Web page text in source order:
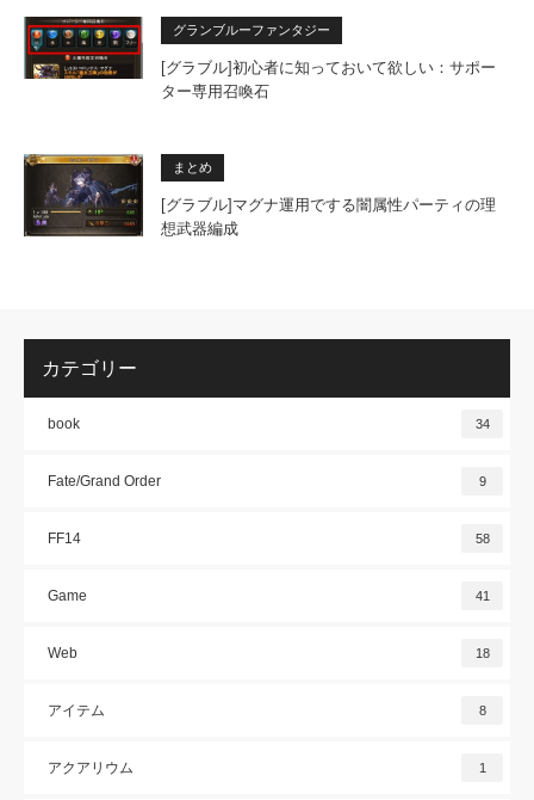
グランブルーファンタジー
[グラブル]初心者に知っておいて欲しい：サポー
ター専用召喚石
まとめ
[グラブル]マグナ運用でする闇属性パーティの理
想武器編成
カテゴリー
book 34
Fate/Grand Order 9
FF14 58
Game 41
Web 18
アイテム 8
アクアリウム 1